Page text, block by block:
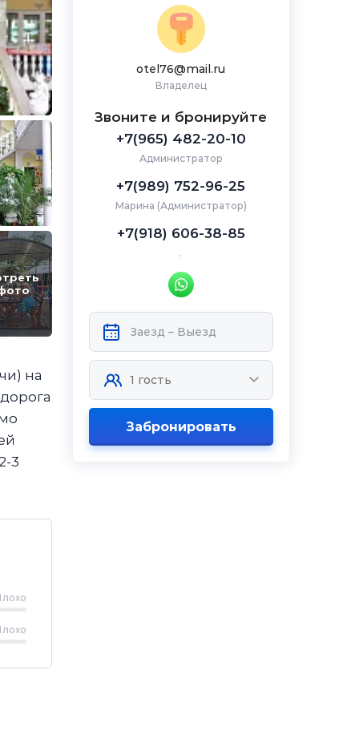
otel76@mail.ru
Владелец
Звоните и бронируйте
+7(965) 482-20-10
Администратор
+7(989) 752-96-25
Марина (Администратор)
+7(918) 606-38-85
.
Забронировать
на
3